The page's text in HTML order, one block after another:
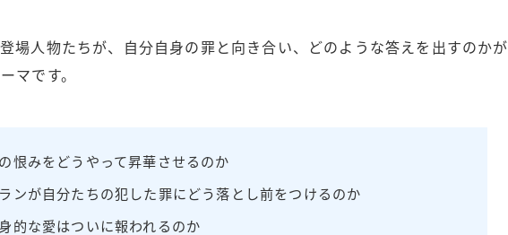
場人物たちが、自分自身の罪と向き合い、どのような答えを出すのかが
マです。
恨みをどうやって昇華させるのか
ンが自分たちの犯した罪にどう落とし前をつけるのか
的な愛はついに報われるのか